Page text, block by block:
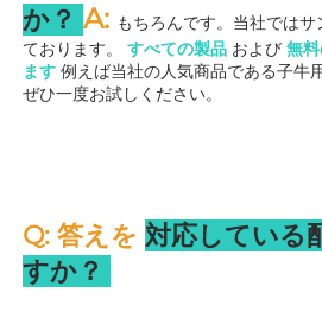
か？ A: もちろんです。当社では
ております。 すべての製品 および 無
ます 例えば当社の人気商品である子牛
ぜひ一度お試しください。
Q: 答えを 対応している
すか？